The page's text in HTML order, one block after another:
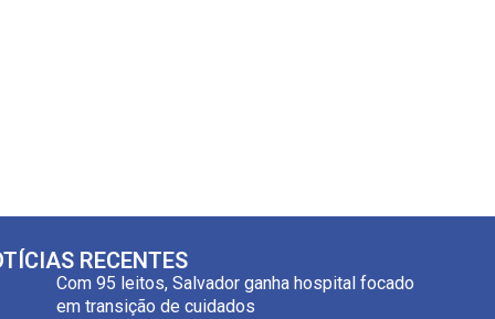
RECENTES
Com 95 leitos, Salvador ganha hospital focado
em transição de cuidados